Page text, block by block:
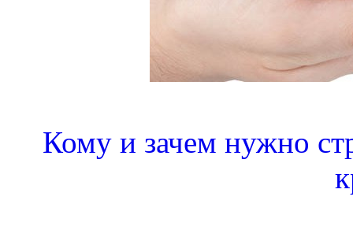
Кому и зачем нужно